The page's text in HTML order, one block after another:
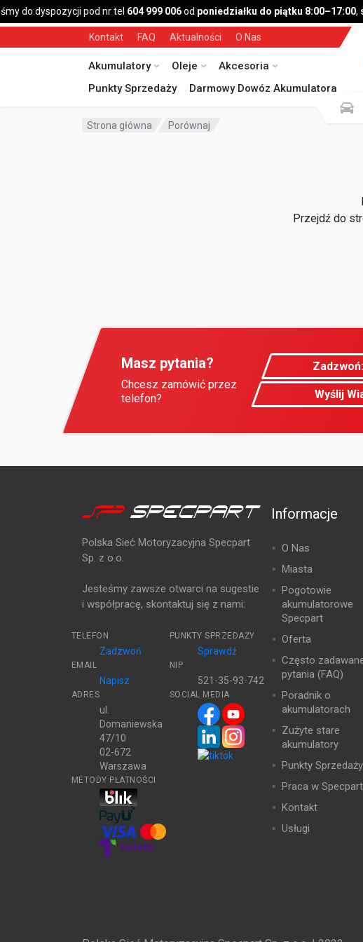
do dyspozycji pod nr tel 604 999 006od poniedziałku do piątku 8:00–17:00,
Kontakt FAQ Aktualności O Nas
Akumulatory Oleje
Akcesoria
Punkty Sprzedaży
Darmowy Dowóz Akumulatora
Strona główna Porównaj
Przejdź do
Masz pytania?
Chcesz zamówić przez
telefon?
Wyślij
Polska Sieć Motoryzacyjna Specpart
Sp. z o.o.
Jesteśmy zawsze otwarci na sugestie
i współpracę, skontaktuj się z nami:
TELEFON
Zadzwoń
PUNKTY SPRZEDAŻY
Sprawdź
EMAIL
Napisz
NIP
521-35-93-742
ADRES
ul.
Domaniewska
47/10
02-672
Warszawa
SOCIAL MEDIA
METODY PŁATNOŚCI
Informacje
O Nas
Miasta
Pogotowie
akumulatorowe
Specpart
Oferta
Często
pytania (FAQ)
Poradnik o
akumulatorach
Zużyte stare
akumulatory
Punkty Sprzedaży
Praca w Specpart
Kontakt
Usługi